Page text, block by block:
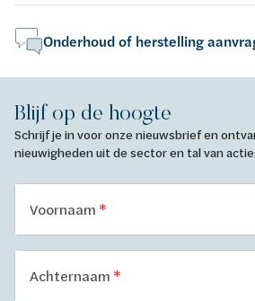
Onderhoud of herstelling
Blijf op de hoogte
Schrijf je in voor onze nieuwsbrief en
nieuwigheden uit de sector en tal van
Voornaam
Achternaam